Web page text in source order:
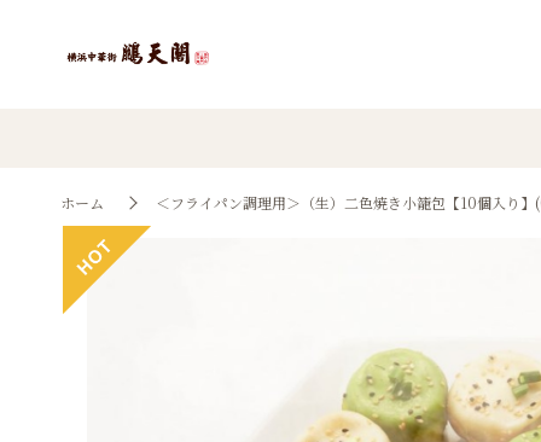
ホーム ＜フライパン調理用＞（生）二色焼き小籠包【10個入り